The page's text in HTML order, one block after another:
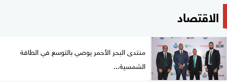
الاقتصاد
منتدى البحر الأحمر يوصي بالتوسع في الطاقة
الشمسية...